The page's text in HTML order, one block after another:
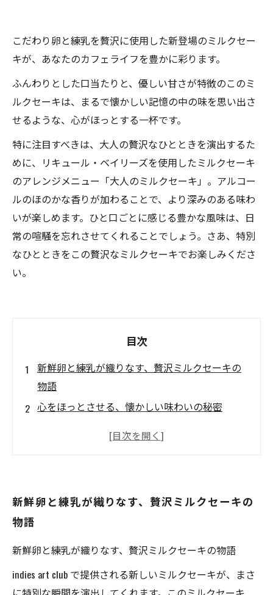
こだわり卵と練乳を贅沢に使用した新登場のミルクセー
キが、あなたのカフェライフを豊かに彩ります。
ふんわりとした口当たりと、優しい甘さが特徴のこのミ
ルクセーキは、まるで懐かしい記憶の中の味を思い出さ
せるような、心がほっとする一杯です。
特に注目すべきは、大人の贅沢なひとときを演出するた
めに、リキュール・ベイリーズを使用したミルクセーキ
のアレンジメニュー「大人のミルクセーキ」。アルコー
ルのほのかな香りが加わることで、より深みのある味わ
いが楽しめます。ひと口ごとに感じる豊かな風味は、日
常の喧騒を忘れさせてくれることでしょう。さあ、特別
なひとときをこの贅沢なミルクセーキでお楽しみくださ
い。
目次
新鮮卵と練乳が織りなす、贅沢ミルクセーキの
物語
心をほっとさせる、懐かしい味わいの秘密
ミルクセーキと紅茶を合わせて
を楽しもう
新鮮卵と練乳が織りなす、贅沢ミルクセーキの
物語
新鮮卵と練乳が織りなす、贅沢ミルクセーキの物語
indies art club で提供される新しいミルクセーキが、まさ